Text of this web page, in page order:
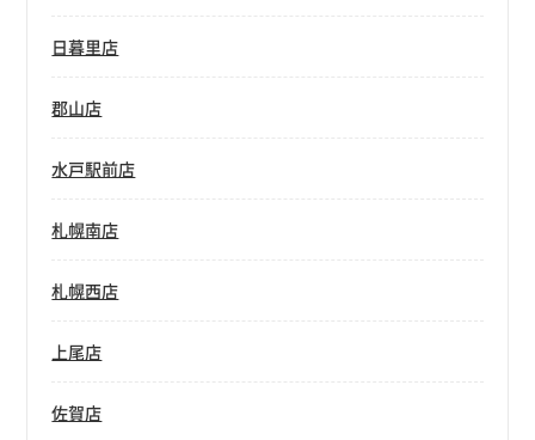
日暮里店
郡山店
水戸駅前店
札幌南店
札幌西店
上尾店
佐賀店